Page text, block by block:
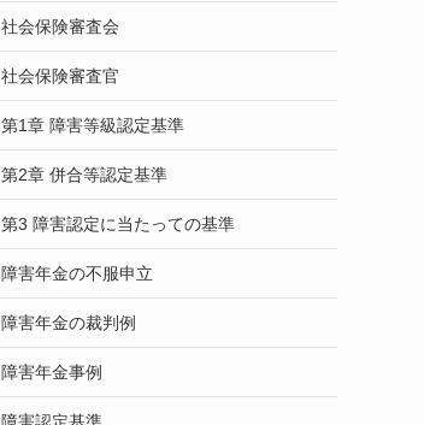
社会保険審査会
社会保険審査官
第1章 障害等級認定基準
第2章 併合等認定基準
第3 障害認定に当たっての基準
障害年金の不服申立
障害年金の裁判例
障害年金事例
障害認定基準